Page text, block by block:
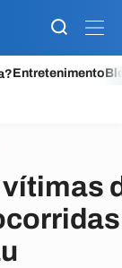
Entretenimento